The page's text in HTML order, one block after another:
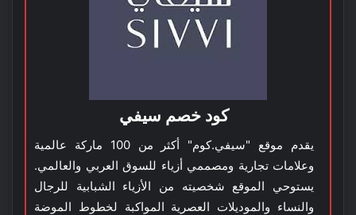
كود خصم سيفي
يقدم موقع "سيفي.كوم" أكثر من 100 ماركة عالمية
وعلامات تجارية ومصممي أزياء للسوق العربي والعالمي.
يستوحي الموقع شخصيته من الأزياء الشبابية للرجال
والنساء والموديلات العصرية المواكبة لخطوط الموضة